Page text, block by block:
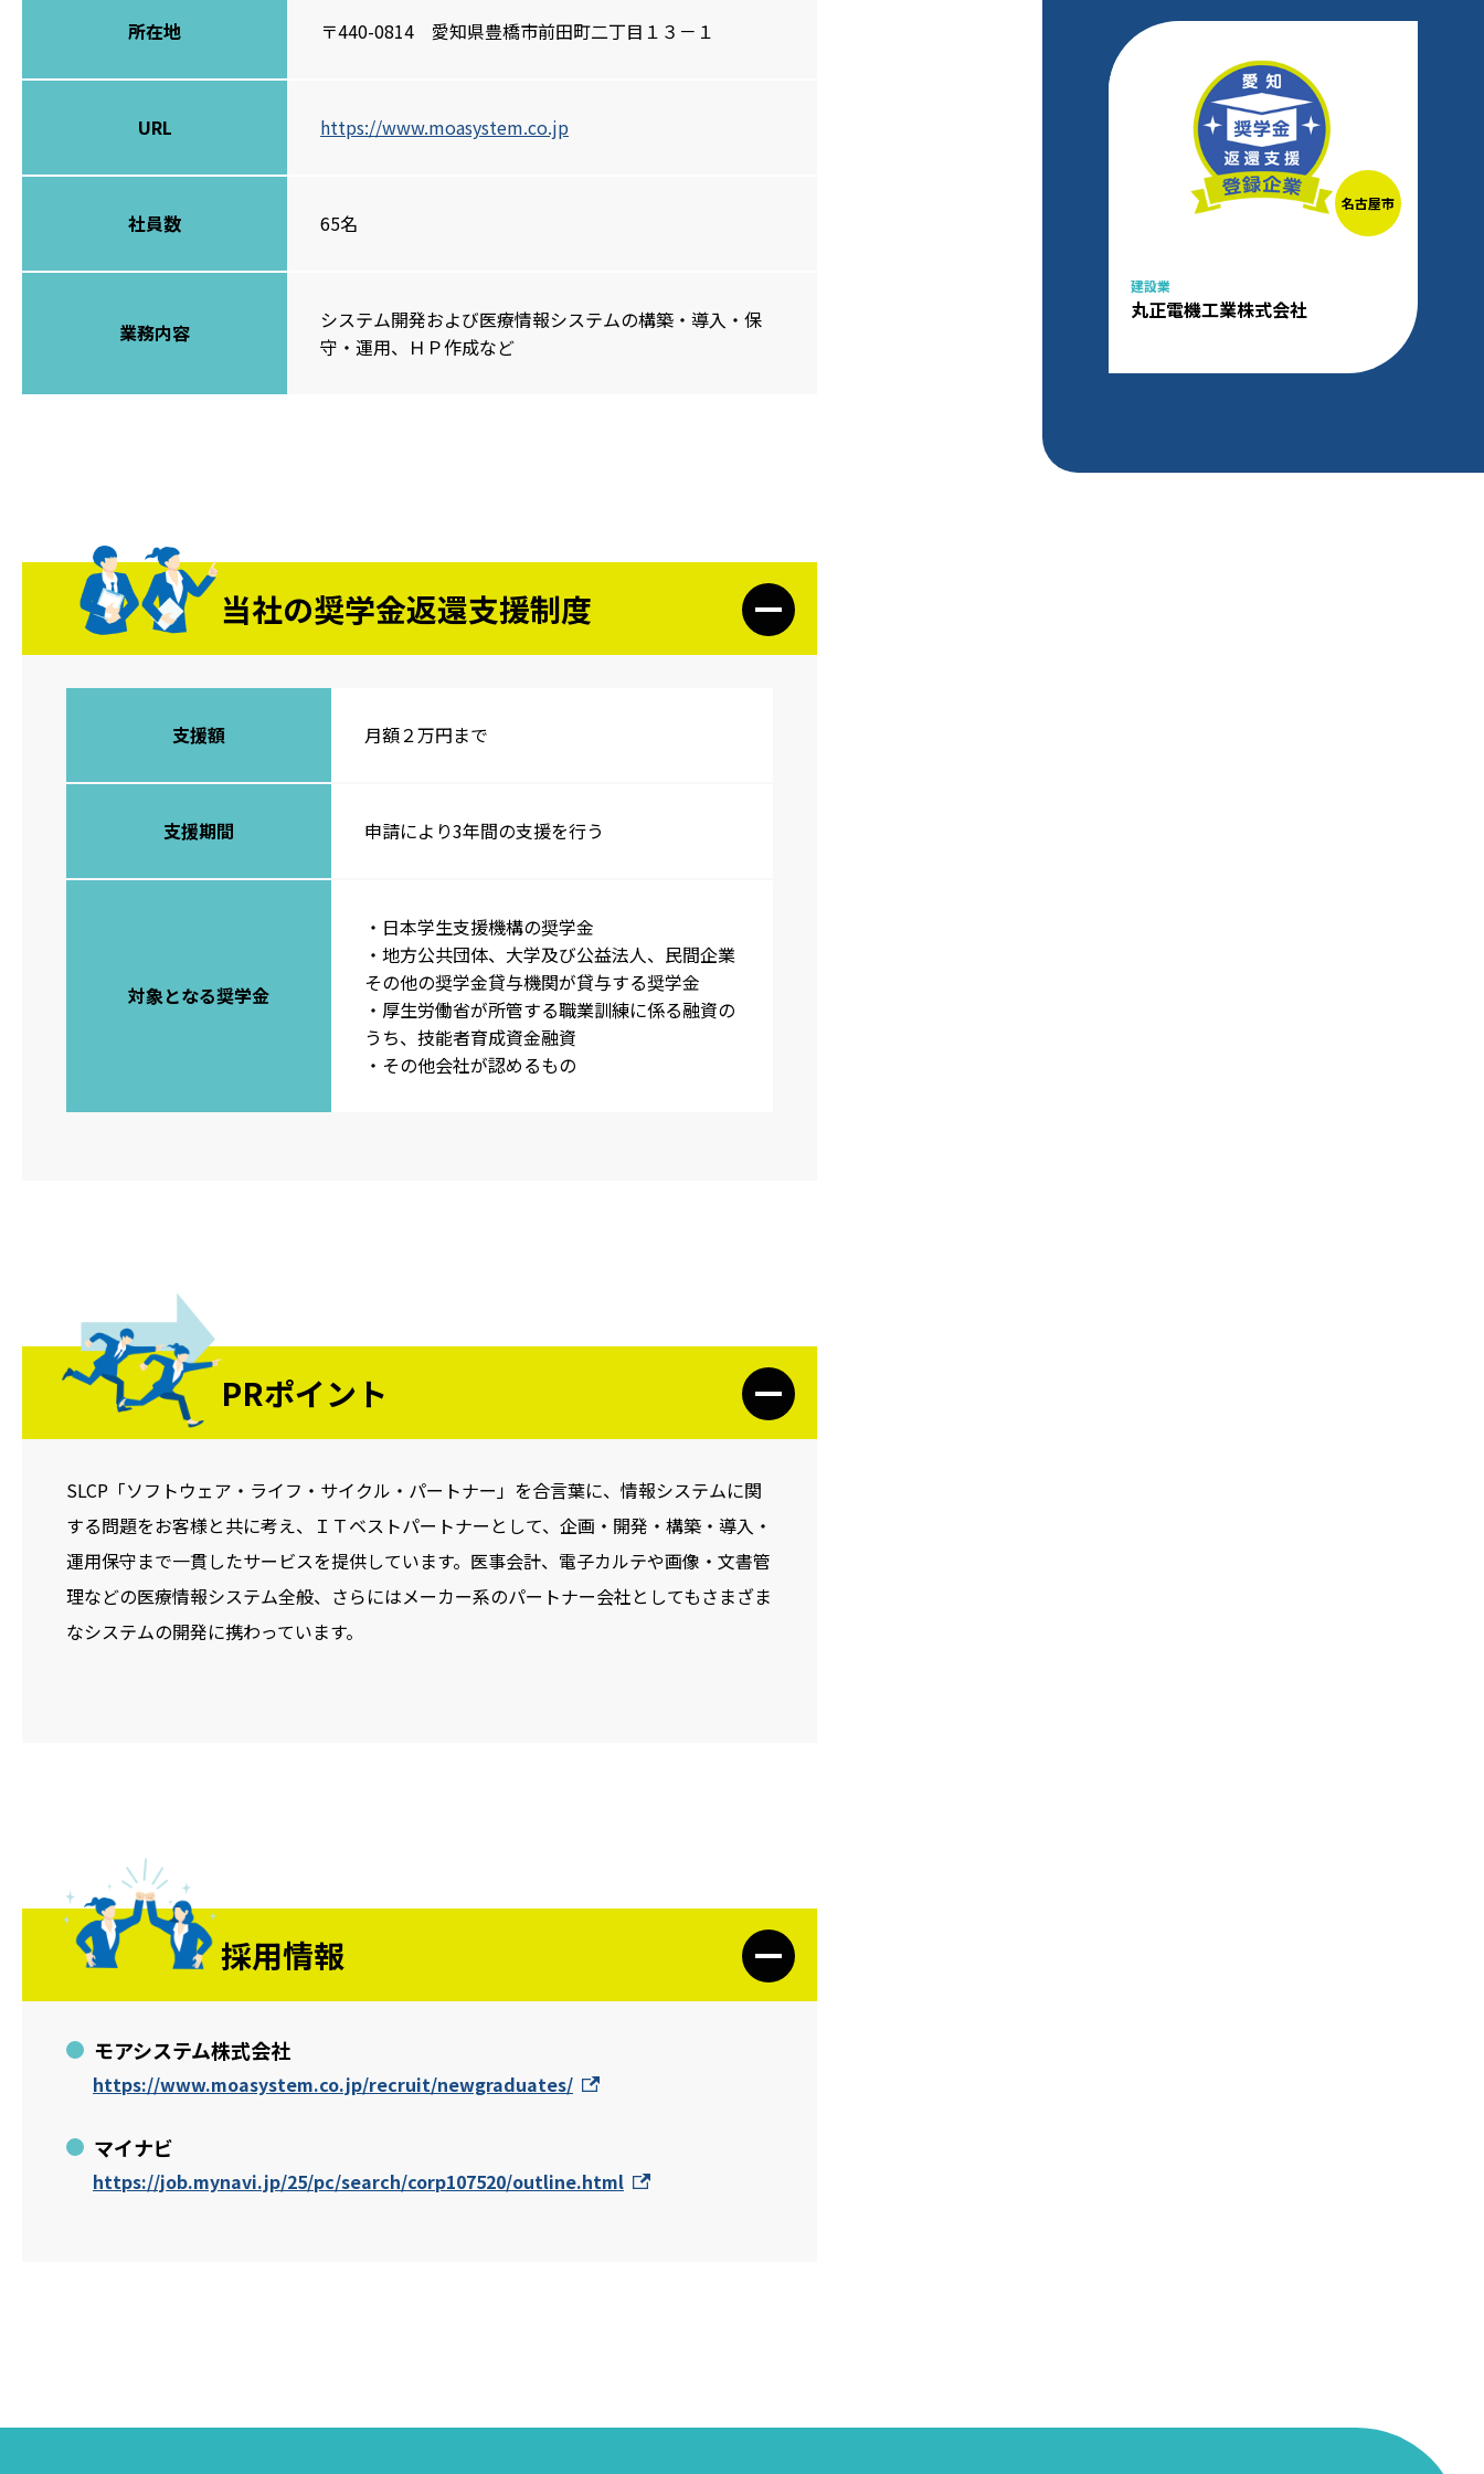
所在地 〒440-0814 愛知県豊橋市前田町二丁目１３－１
URL https://www.moasystem.co.jp
社員数 65名
業務内容
システム開発および医療情報システムの構築・導入・保
守・運用、ＨＰ作成など
当社の奨学金返還支援制度
支援額 月額２万円まで
支援期間 申請により3年間の支援を行う
対象となる奨学金
・日本学生支援機構の奨学金
・地方公共団体、大学及び公益法人、民間企業
その他の奨学金貸与機関が貸与する奨学金
・厚生労働省が所管する職業訓練に係る融資の
うち、技能者育成資金融資
・その他会社が認めるもの
PRポイント
SLCP「ソフトウェア・ライフ・サイクル・パートナー」を合言葉に、情報システムに関
する問題をお客様と共に考え、ＩＴベストパートナーとして、企画・開発・構築・導入・
運用保守まで一貫したサービスを提供しています。医事会計、電子カルテや画像・文書管
理などの医療情報システム全般、さらにはメーカー系のパートナー会社としてもさまざま
なシステムの開発に携わっています。
採用情報
モアシステム株式会社
https://www.moasystem.co.jp/recruit/newgraduates/
マイナビ
https://job.mynavi.jp/25/pc/search/corp107520/outline.html
名古屋市
建設業
丸正電機工業株式会社